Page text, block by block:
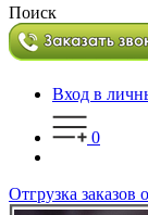
Поиск
Вход в
0
Отгрузка заказов